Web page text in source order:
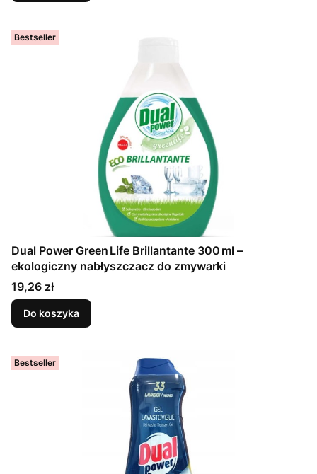
Bestseller
Dual Power Green Life Brillantante 300 ml –
ekologiczny nabłyszczacz do zmywarki
Cena
19,26 zł
Do koszyka
Bestseller